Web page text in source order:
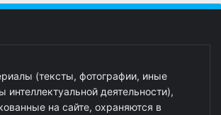
(тексты, фотографии, иные
интеллектуальной деятельности),
на сайте, охраняются в